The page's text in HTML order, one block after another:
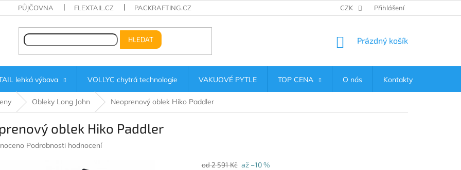
PŮJČOVNA FLEXTAIL.CZ PACKRAFTING.CZ CZK Přihlášení
HLEDAT
NÁKUPNÍ
Prázdný košík
lehká výbava VOLLYC chytrá technologie VAKUOVÉ PYTLE TOP CENA O nás Kontakty
Obleky Long John Neoprenový oblek Hiko Paddler
oblek Hiko Paddler
Podrobnosti hodnocení
od 2 591 Kč až –10 %